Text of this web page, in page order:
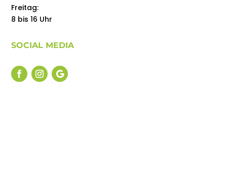
Freitag:
8 bis 16 Uhr
SOCIAL MEDIA